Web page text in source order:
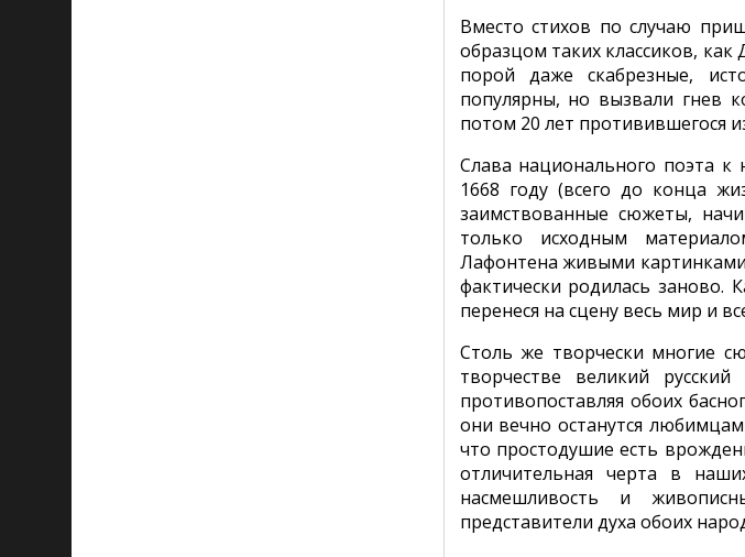
Вместо стихов по случаю
образцом таких классиков,
порой даже скабрезные,
популярны, но вызвали гнев
потом 20 лет противившегося
Слава национального поэта
1668 году (всего до конца
заимствованные сюжеты,
только исходным
Лафонтена живыми
фактически родилась заново.
перенеся на сцену весь мир и
Столь же творчески многие
творчестве великий
противопоставляя обоих
они вечно останутся
что простодушие есть
отличительная черта в
насмешливость и
представители духа обоих